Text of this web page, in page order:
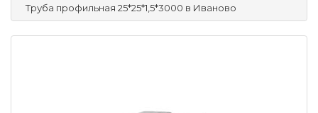
Труба профильная 25*25*1,5*3000 в Иваново